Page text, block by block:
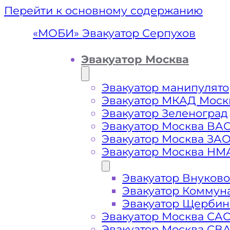
Перейти к основному содержанию
«МОБИ» Эвакуатор Серпухов
Эвакуатор Москва
Эвакуатор
Эвакуатор МКАД
Эвакуатор Зеленоград
Эвакуатор Москва
Эвакуатор Москва
Эвакуатор Москва
Эвакуатор Внуково
Эвакуатор
Эвакуатор
Эвакуатор Москва